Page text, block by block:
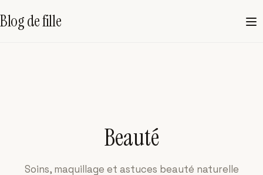
Blog de fille
Beauté
Soins, maquillage et astuces beauté naturelle